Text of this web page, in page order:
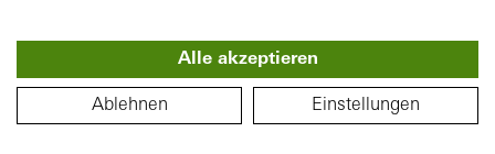
FLOOR PLAN
Basic depth Thermal insulation
Uf
Alle akzeptieren
Ablehnen Einstellungen